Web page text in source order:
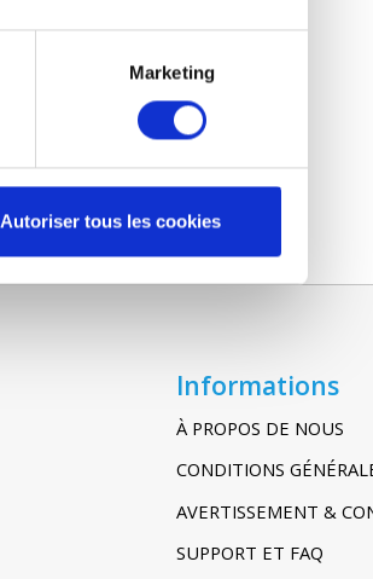
Marketing
Autoriser tous les cookies
Informations
À PROPOS DE NOUS
CONDITIONS
AVERTISSEMENT &
SUPPORT ET FAQ